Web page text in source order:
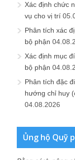
Xác định chức
vụ cho vị trí
Phân tích xác
bộ phận
Xác định mục
bộ phận
Phân tích đặc
hướng chỉ huy
04.08.2026
Ủng hộ Quỹ